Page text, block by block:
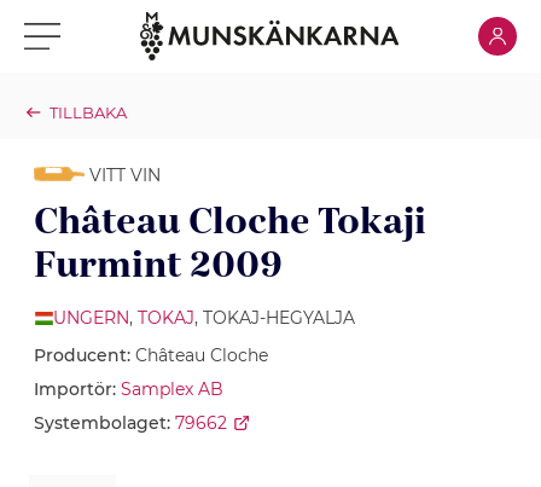
Klicka för meny Klicka
TILLBAKA
VITT VIN
Château Cloche Tokaji
Furmint 2009
UNGERN, TOKAJ, TOKAJ-HEGYALJA
Producent: Château Cloche
Importör: Samplex AB
Systembolaget: 79662